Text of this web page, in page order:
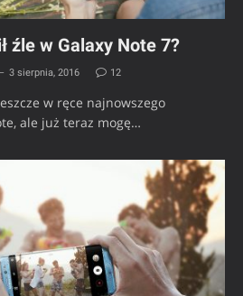
źle w Galaxy Note 7?
3 sierpnia, 2016 12
w ręce najnowszego
ale już teraz mogę…